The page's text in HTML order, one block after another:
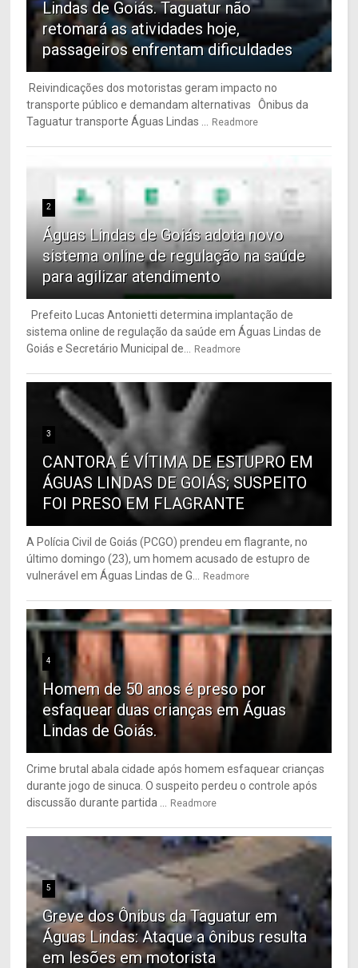
Lindas de Goiás. Taguatur não
retomará as atividades hoje,
passageiros enfrentam dificuldades
Reivindicações dos motoristas geram impacto no
transporte público e demandam alternativas Ônibus da
Taguatur transporte Águas Lindas ...
Readmore
2
Águas Lindas de Goiás adota novo
sistema online de regulação na saúde
para agilizar atendimento
Prefeito Lucas Antonietti determina implantação de
sistema online de regulação da saúde em Águas Lindas de
Goiás e Secretário Municipal de...
Readmore
3
CANTORA É VÍTIMA DE ESTUPRO EM
ÁGUAS LINDAS DE GOIÁS; SUSPEITO
FOI PRESO EM FLAGRANTE
A Polícia Civil de Goiás (PCGO) prendeu em flagrante, no
último domingo (23), um homem acusado de estupro de
vulnerável em Águas Lindas de G...
Readmore
4
Homem de 50 anos é preso por
esfaquear duas crianças em Águas
Lindas de Goiás.
Crime brutal abala cidade após homem esfaquear crianças
durante jogo de sinuca. O suspeito perdeu o controle após
discussão durante partida ...
Readmore
5
Greve dos Ônibus da Taguatur em
Águas Lindas: Ataque a ônibus resulta
em lesões em motorista